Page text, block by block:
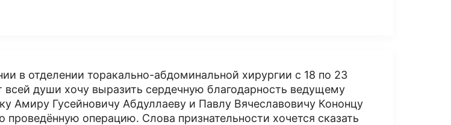
в отделении торакально-абдоминальной хирургии с 18 по 23
всей души хочу выразить сердечную благодарность ведущему
Амиру Гусейновичу Абдуллаеву и Павлу Вячеславовичу Кононцу
проведённую операцию. Слова признательности хочется сказать